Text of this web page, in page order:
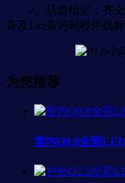
7、品质稳定：齐全
备及135条的制程停线
为您推荐
室内Q0.8全彩